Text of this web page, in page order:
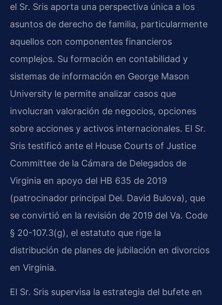
el Sr. Sris aporta una perspectiva única a los
asuntos de derecho de familia, particularmente
aquellos con componentes financieros
complejos. Su formación en contabilidad y
sistemas de información en George Mason
University le permite analizar casos que
involucran valoración de negocios, opciones
sobre acciones y activos internacionales. El Sr.
Sris testificó ante el House Courts of Justice
Committee de la Cámara de Delegados de
Virginia en apoyo del HB 635 de 2019
(patrocinador principal Del. David Bulova), que
se convirtió en la revisión de 2019 del Va. Code
§ 20-107.3(g), el estatuto que rige la
distribución de planes de jubilación en divorcios
en Virginia.
El Sr. Sris supervisa la estrategia del bufete en